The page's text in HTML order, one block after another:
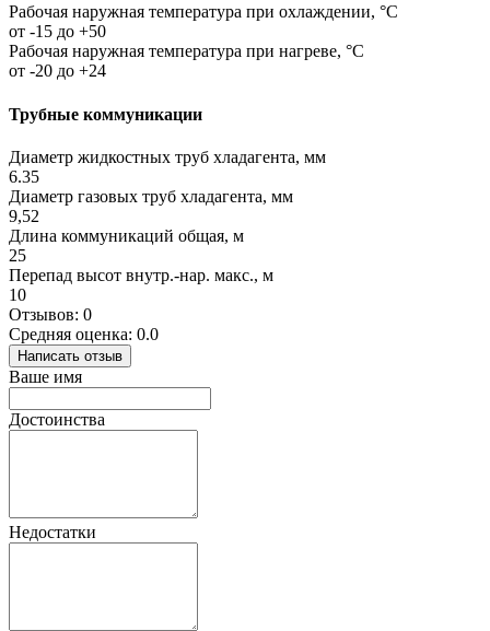
Рабочая наружная температура при охлаждении, °C
от -15 до +50
Рабочая наружная температура при нагреве, °C
от -20 до +24
Трубные коммуникации
Диаметр жидкостных труб хладагента, мм
6.35
Диаметр газовых труб хладагента, мм
9,52
Длина коммуникаций общая, м
25
Перепад высот внутр.-нар. макс., м
10
Отзывов: 0
Средняя оценка: 0.0
Написать отзыв
Ваше имя
Достоинства
Недостатки